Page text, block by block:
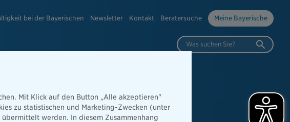
bei der Bayerischen Newsletter Kontakt Beratersuche Meine Bayerische
Was suchen Sie?
Mit Klick auf den Button „Alle akzeptieren"
zu statistischen und Marketing-Zwecken (unter
werden. In diesem Zusammenhang